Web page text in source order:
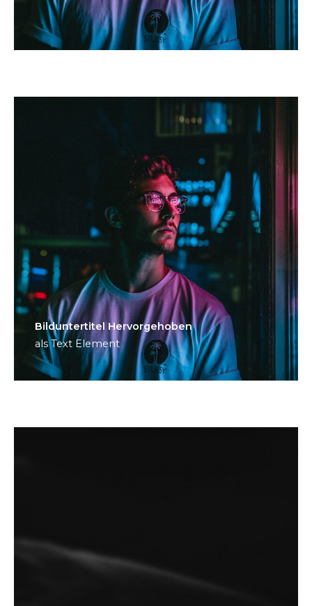
Bild­unter­titel Hervorgehoben
als Text Element